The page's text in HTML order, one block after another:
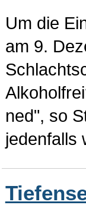
Um die
am 9.
ned", so
jedenfalls